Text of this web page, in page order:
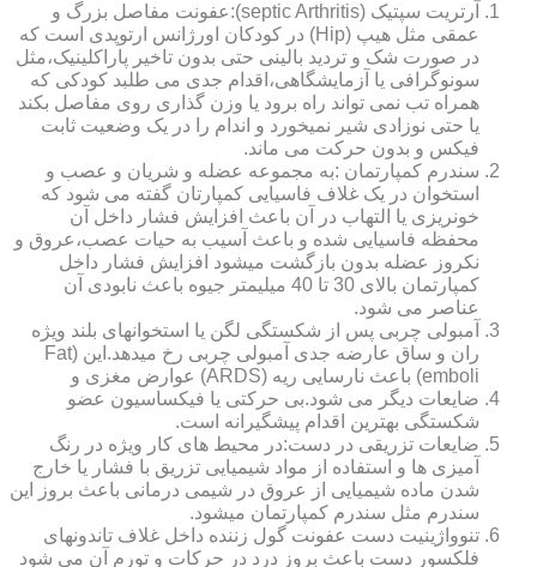
آرتریت سپتیک (septic Arthritis):عفونت مفاصل بزرگ و
عمقی مثل هیپ (Hip) در کودکان اورژانس ارتوپدی است که
در صورت شک و تردید بالینی حتی بدون تاخیر پاراکلینیک،مثل
سونوگرافی یا آزمایشگاهی،اقدام جدی می طلبد کودکی که
همراه تب نمی تواند راه برود یا وزن گذاری روی مفاصل بکند
یا حتی نوزادی شیر نمیخورد و اندام را در یک وضعیت ثابت
فیکس و بدون حرکت می ماند.
سندرم کمپارتمان :به مجموعه عضله و شریان و عصب و
استخوان در یک غلاف فاسیایی کمپارتان گفته می شود که
خونریزی یا التهاب در آن باعث افزایش فشار داخل آن
محفظه فاسیایی شده و باعث آسیب به حیات عصب،عروق و
نکروز عضله بدون بازگشت میشود افزایش فشار داخل
کمپارتمان بالای 30 تا 40 میلیمتر جیوه باعث نابودی آن
عناصر می شود.
آمبولی چربی پس از شکستگی لگن یا استخوانهای بلند ویژه
ران و ساق عارضه جدی آمبولی چربی رخ میدهد.این (Fat
emboli) باعث نارسایی ریه (ARDS) عوارض مغزی و
ضایعات دیگر می شود.بی حرکتی یا فیکساسیون عضو
شکستگی بهترین اقدام پیشگیرانه است.
ضایعات تزریقی در دست:در محیط های کار ویژه در رنگ
آمیزی ها و استفاده از مواد شیمیایی تزریق با فشار یا خارج
شدن ماده شیمیایی از عروق در شیمی درمانی باعث بروز این
سندرم مثل سندرم کمپارتمان میشود.
تنوواژینیت دست عفونت گول زننده داخل غلاف تاندونهای
فلکسور دست باعث بروز درد در حرکات و تورم آن می شود